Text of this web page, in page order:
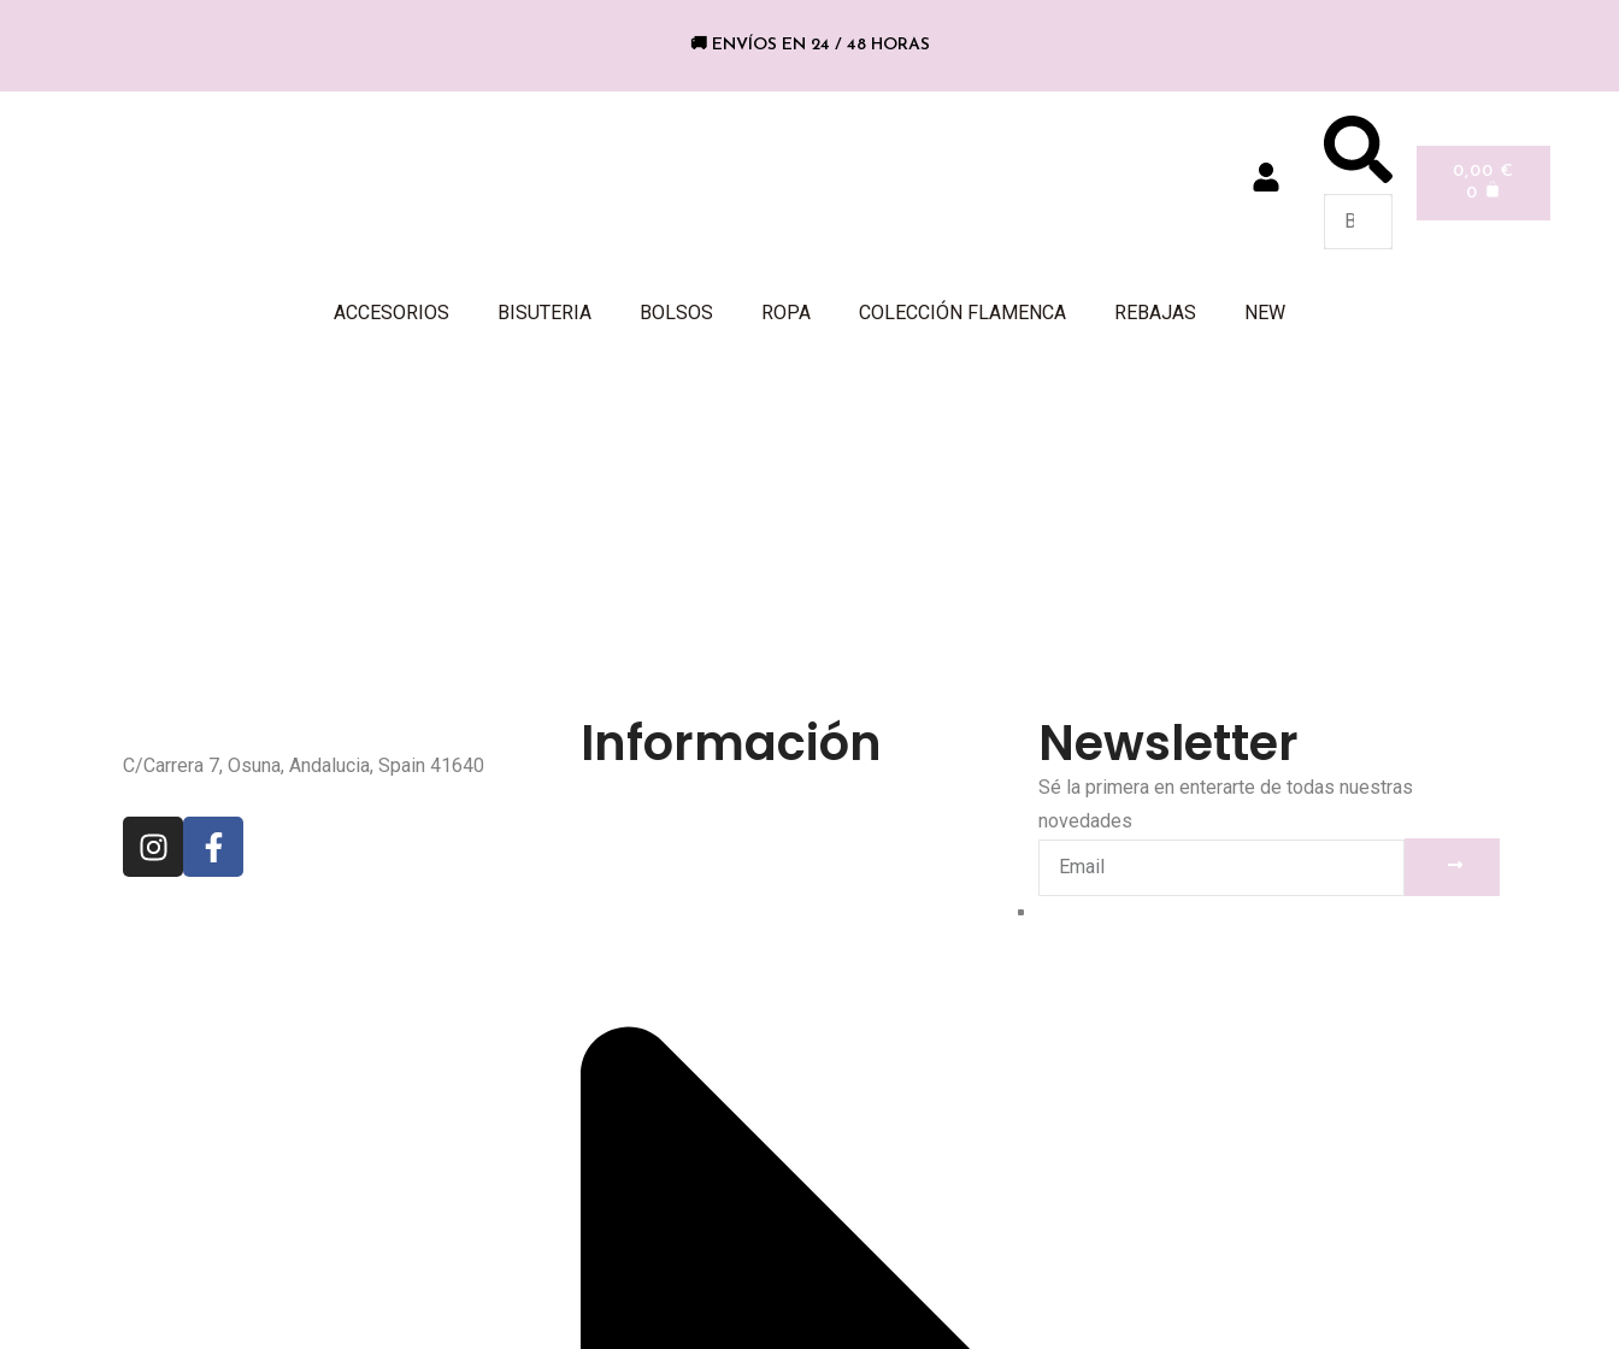
🚚 ENVÍOS EN 24 / 48 HORAS
0,00 €
0
ACCESORIOS BISUTERIA BOLSOS ROPA COLECCIÓN FLAMENCA REBAJAS NEW
C/Carrera 7, Osuna, Andalucia, Spain 41640
Información Newsletter
Sé la primera en enterarte de todas nuestras
novedades